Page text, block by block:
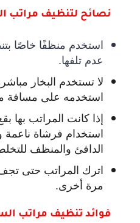
نصائح لتنظيف مراتب
استخدم منظفًا خاصًا
عدم تلفها.
لا تستخدم البخار
استخدمه على مسافة
إذا كانت المراتب بها
استخدام فرشاة ناعمة
الدافئ والمنظف
اترك المراتب حتى
مرة أخرى.
فوائد تنظيف مراتب